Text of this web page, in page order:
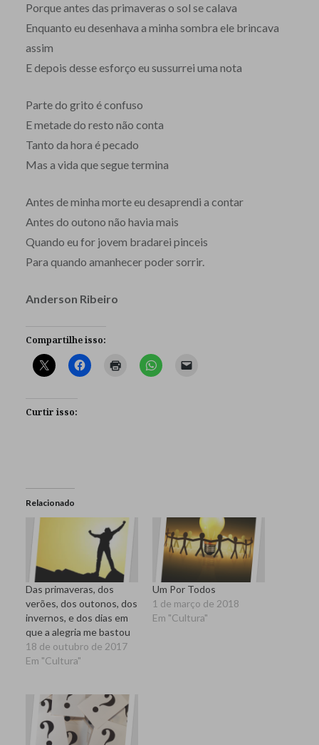
Porque antes das primaveras o sol se calava
Enquanto eu desenhava a minha sombra ele brincava
assim
E depois desse esforço eu sussurrei uma nota
Parte do grito é confuso
E metade do resto não conta
Tanto da hora é pecado
Mas a vida que segue termina
Antes de minha morte eu desaprendi a contar
Antes do outono não havia mais
Quando eu for jovem bradarei pinceis
Para quando amanhecer poder sorrir.
Anderson Ribeiro
Compartilhe isso:
Curtir isso:
Relacionado
Das primaveras, dos
verões, dos outonos, dos
invernos, e dos dias em
que a alegria me bastou
18 de outubro de 2017
Em "Cultura"
Um Por Todos
1 de março de 2018
Em "Cultura"